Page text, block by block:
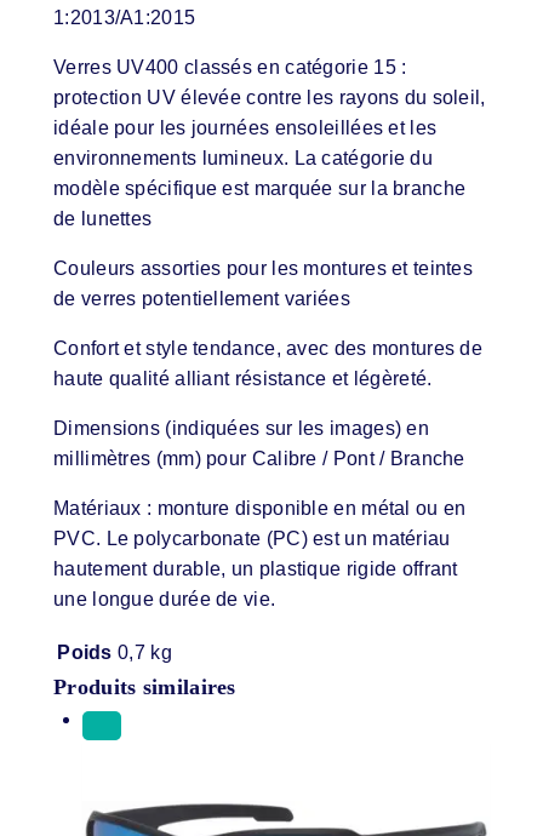
1:2013/A1:2015
Verres UV400 classés en catégorie 15 :
protection UV élevée contre les rayons du soleil,
idéale pour les journées ensoleillées et les
environnements lumineux. La catégorie du
modèle spécifique est marquée sur la branche
de lunettes
Couleurs assorties pour les montures et teintes
de verres potentiellement variées
Confort et style tendance, avec des montures de
haute qualité alliant résistance et légèreté.
Dimensions (indiquées sur les images) en
millimètres (mm) pour Calibre / Pont / Branche
Matériaux : monture disponible en métal ou en
PVC. Le polycarbonate (PC) est un matériau
hautement durable, un plastique rigide offrant
une longue durée de vie.
Poids 0,7 kg
Produits similaires